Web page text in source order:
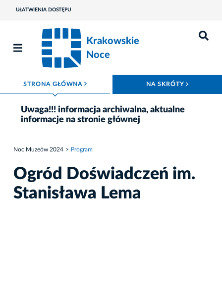
UŁATWIENIA DOSTĘPU
Krakowskie
Noce
STRONA GŁÓWNA ROZWIŃ MENU NA SKRÓTY
Uwaga!!! informacja archiwalna, aktualne
informacje na stronie głównej
Noc Muzeów 2024 Program
Ogród Doświadczeń im.
Stanisława Lema